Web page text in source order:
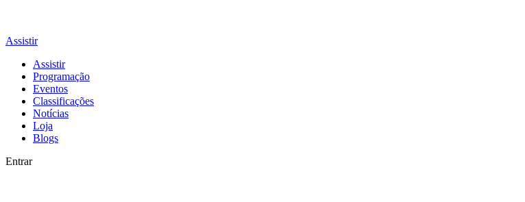
Assistir
Assistir
Programação
Eventos
Classificações
Notícias
Loja
Blogs
Entrar